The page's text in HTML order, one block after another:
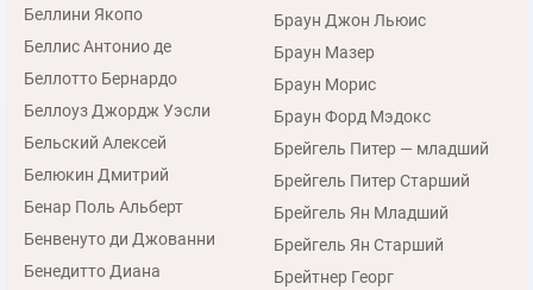
Беллини Якопо
Беллис Антонио де
Беллотто Бернардо
Беллоуз Джордж Уэсли
Бельский Алексей
Белюкин Дмитрий
Бенар Поль Альберт
Бенвенуто ди Джованни
Бенедитто Диана
Браун Джон Льюис
Браун Мазер
Браун Морис
Браун Форд Мэдокс
Брейгель Питер — младший
Брейгель Питер Старший
Брейгель Ян Младший
Брейгель Ян Старший
Брейтнер Георг